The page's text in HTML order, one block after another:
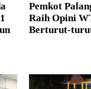
Pemkot
Raih Opini
Berturut-